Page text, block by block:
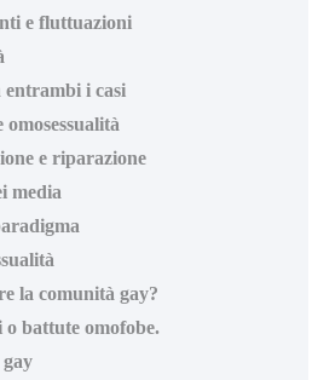
e fluttuazioni
entrambi i casi
e riparazione
media
la comunità gay?
o battute omofobe.